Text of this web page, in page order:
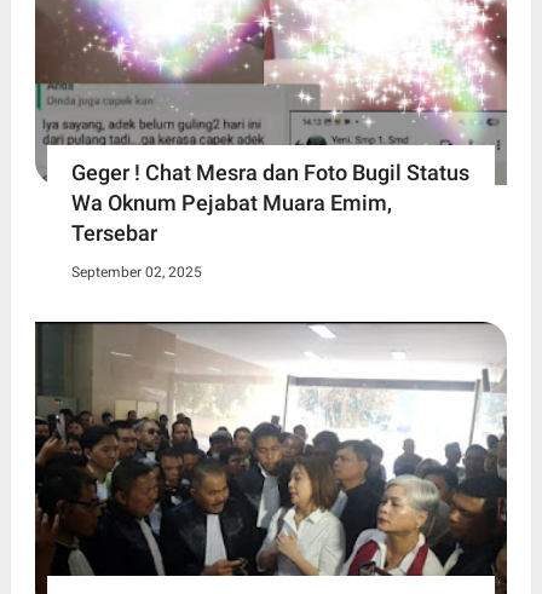
Geger ! Chat Mesra dan Foto Bugil Status
Wa Oknum Pejabat Muara Emim,
Tersebar
September 02, 2025